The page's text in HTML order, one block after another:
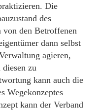
Die
des
von den Betroffenen
dann selbst
agieren,
zu
kann auch die
Wegekonzeptes
kann der Verband